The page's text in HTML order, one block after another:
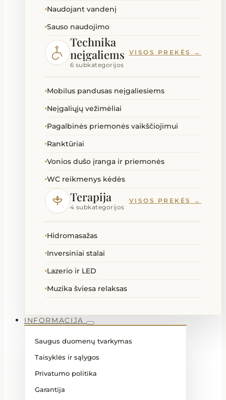
Naudojant vandenį
Sauso naudojimo
Technika
neįgaliems
6 subkategorijos
VISOS PREKĖS →
Mobilus pandusas neįgaliesiems
Neįgaliųjų vežimėliai
Pagalbinės priemonės vaikščiojimui
Ranktūriai
Vonios dušo įranga ir priemonės
WC reikmenys kėdės
Terapija
4 subkategorijos
VISOS PREKĖS →
Hidromasažas
Inversiniai stalai
Lazerio ir LED
Muzika šviesa relaksas
INFORMACIJA
Saugus duomenų tvarkymas
Taisyklės ir sąlygos
Privatumo politika
Garantija